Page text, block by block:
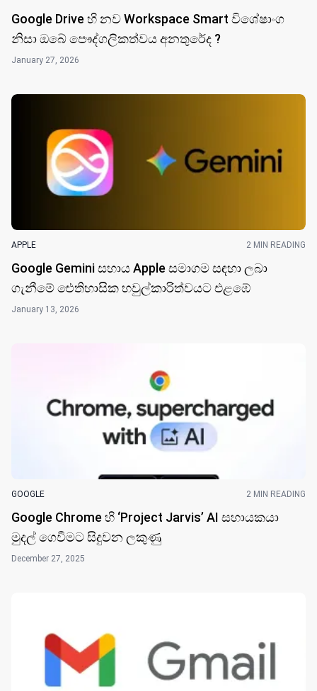
Google Drive හි නව Workspace Smart විශේෂාංග
නිසා ඔබේ පෞද්ගලිකත්වය අනතුරේද ?
January 27, 2026
APPLE 2 MIN READING
Google Gemini සහාය Apple සමාගම සඳහා ලබා
ගැනීමේ ඓතිහාසික හවුල්කාරිත්වයට එළඹේ
January 13, 2026
GOOGLE 2 MIN READING
Google Chrome හි ‘Project Jarvis’ AI සහායකයා
මුදල් ගෙවීමට සිදුවන ලකුණු
December 27, 2025